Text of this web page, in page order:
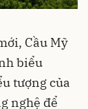
Cầu Mỹ
biểu
tượng của
nghệ để